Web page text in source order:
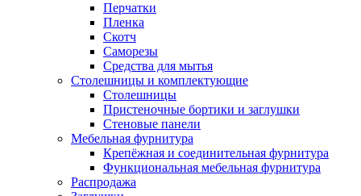
Перчатки
Пленка
Скотч
Саморезы
Средства для мытья
Столешницы и комплектующие
Столешницы
Пристеночные бортики и заглушки
Стеновые панели
Мебельная фурнитура
Крепёжная и соединительная фурнитура
Функциональная мебельная фурнитура
Распродажа